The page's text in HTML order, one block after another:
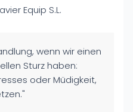
Equip S.L.
wenn wir einen
Sturz haben:
oder Müdigkeit,